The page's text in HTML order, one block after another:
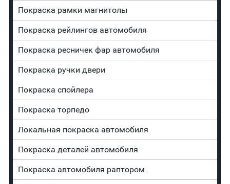
Покраска рамки магнитолы
Покраска рейлингов автомобиля
Покраска ресничек фар автомобиля
Покраска ручки двери
Покраска спойлера
Покраска торпедо
Локальная покраска автомобиля
Покраска деталей автомобиля
Покраска автомобиля раптором